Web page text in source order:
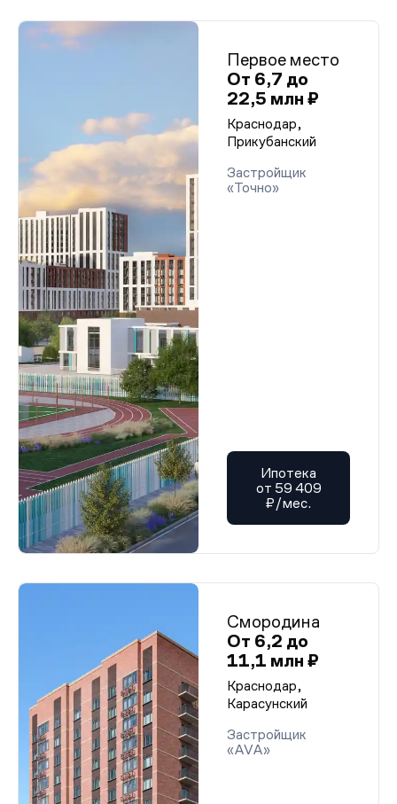
Первое место
От 6,7 до
22,5 млн ₽
Краснодар,
Прикубанский
Застройщик
«Точно»
Ипотека
от 59 409
₽/мес.
Смородина
От 6,2 до
11,1 млн ₽
Краснодар,
Карасунский
Застройщик
«AVA»